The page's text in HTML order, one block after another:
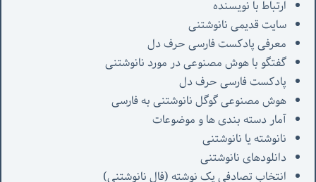
ارتباط با نویسنده
سایت قدیمی نانوشتنی
معرفی پادکست فارسی حرف دل
گفتگو با هوش مصنوعی در مورد نانوشتنی
پادکست فارسی حرف دل
هوش مصنوعی گوگل نانوشتنی به فارسی
آمار دسته بندی ها و موضوعات
نانوشته یا نانوشتنی
دانلودهای نانوشتنی
انتخاب تصادفی یک نوشته (فال نانوشتنی)